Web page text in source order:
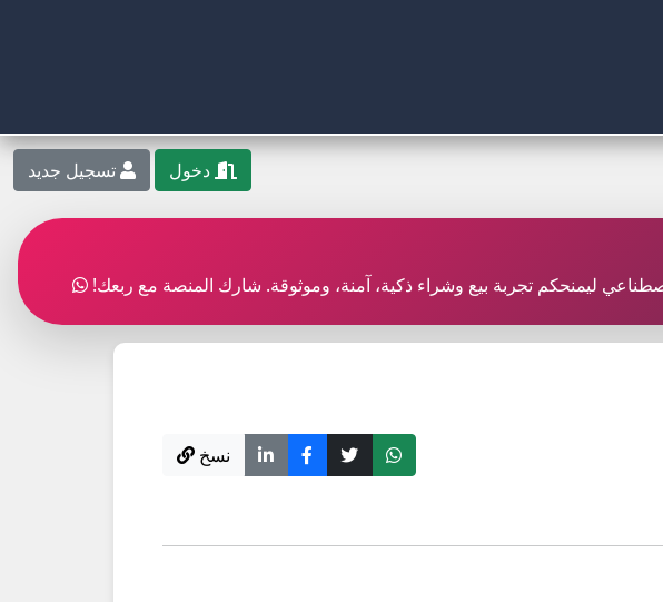
دخول تسجيل جديد
ليمنحكم تجربة بيع وشراء ذكية، آمنة، وموثوقة. شارك المنصة مع ربعك!
نسخ